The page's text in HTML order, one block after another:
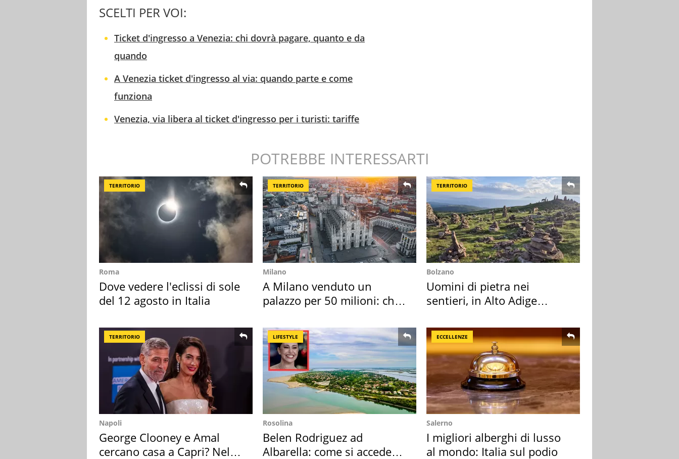
SCELTI PER VOI:
Ticket d'ingresso a Venezia: chi dovrà pagare, quanto e da
quando
A Venezia ticket d'ingresso al via: quando parte e come
funziona
Venezia, via libera al ticket d'ingresso per i turisti: tariffe
POTREBBE INTERESSARTI
TERRITORIO
Roma
Dove vedere l'eclissi di sole
del 12 agosto in Italia
TERRITORIO
Milano
A Milano venduto un
palazzo per 50 milioni: chi
TERRITORIO
Bolzano
Uomini di pietra nei
sentieri, in Alto Adige
TERRITORIO
Napoli
George Clooney e Amal
cercano casa a Capri? Nel
LIFESTYLE
Rosolina
Belen Rodriguez ad
Albarella: come si accede
ECCELLENZE
Salerno
I migliori alberghi di lusso
al mondo: Italia sul podio